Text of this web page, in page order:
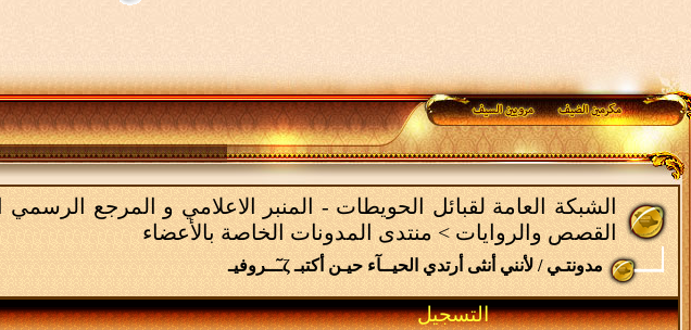
الشبكة العامة لقبائل الحويطات - المنبر الاعلامي و المرجع الرسمي
القصص والروايات > منتدى المدونات الخاصة بالأعضاء
مدونتـي / لأنني أنثى أرتدي الحيــآء حيـن أكتبـ ζـٓــروفيـ
التسجيل